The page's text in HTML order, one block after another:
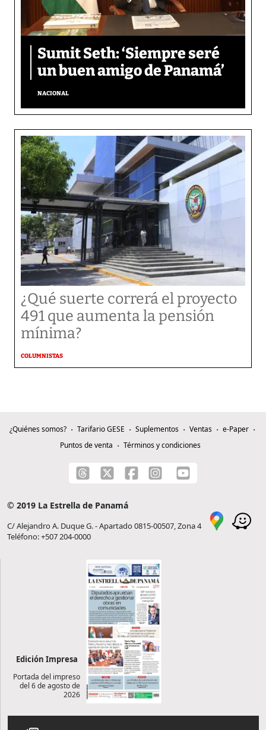
Sumit Seth: ‘Siempre seré
un buen amigo de Panamá’
NACIONAL
¿Qué suerte correrá el proyecto
491 que aumenta la pensión
mínima?
COLUMNISTAS
¿Quiénes somos? Tarifario GESE Suplementos Ventas
e-Paper
Puntos de venta
Términos y condiciones
© 2019 La Estrella de Panamá
C/ Alejandro A. Duque G. - Apartado 0815-00507, Zona 4
Teléfono: +507 204-0000
Edición Impresa
Portada del impreso
del 6 de agosto de
2026